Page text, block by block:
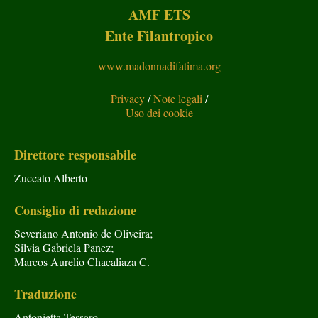
AMF ETS
Ente Filantropico
www.madonnadifatima.org
Privacy/Note legali /
Uso dei cookie
Direttore responsabile
Zuccato Alberto
Consiglio di redazione
Severiano Antonio de Oliveira;
Silvia Gabriela Panez;
Marcos Aurelio Chacaliaza C.
Traduzione